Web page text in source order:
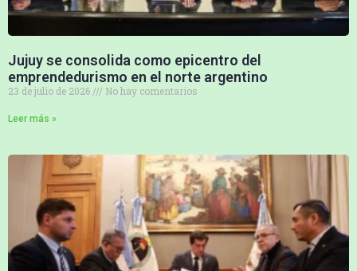
Jujuy se consolida como epicentro del
emprendedurismo en el norte argentino
23 de julio de 2026 No hay comentarios
Leer más »